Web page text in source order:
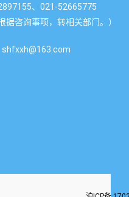
、021-52665775
据咨询事项，转相关部门。）
shfxxh@163.com